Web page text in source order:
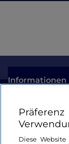
Informationen
Nützliche
Login
Diese